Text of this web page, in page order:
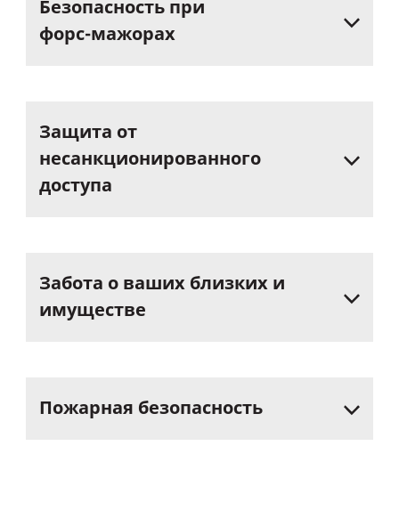
Безопасность при
форс-мажорах
Защита от
несанкционированного
доступа
Забота о ваших близких и
имуществе
Пожарная безопасность